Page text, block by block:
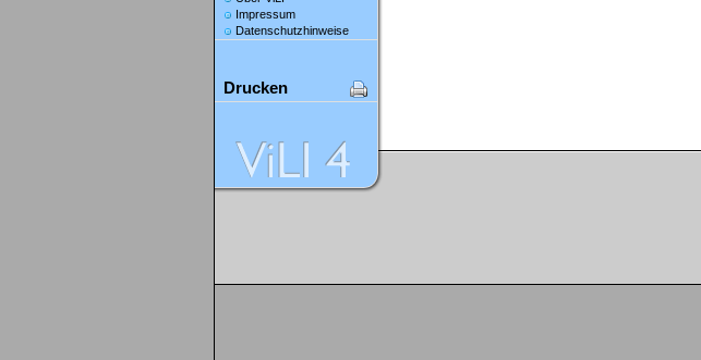
Impressum
Datenschutzhinweise
Drucken